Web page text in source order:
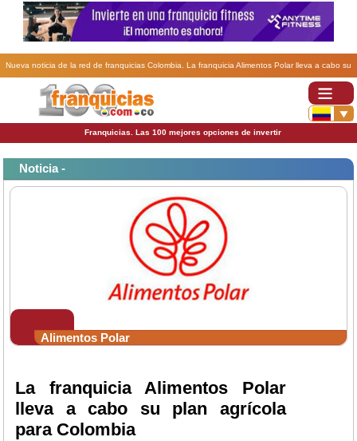
Nueva noticia de la red de franquicias Colombia. La franquicia Alimentos Polar lleva a cabo su
plan agrícola para Colombia.
Franquicias. Las 100 mejores opciones de invertir
Noticia -
Alimentos Polar
La franquicia Alimentos Polar
lleva a cabo su plan agrícola
para Colombia